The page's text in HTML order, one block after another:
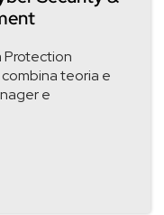
Protection
teoria e
e